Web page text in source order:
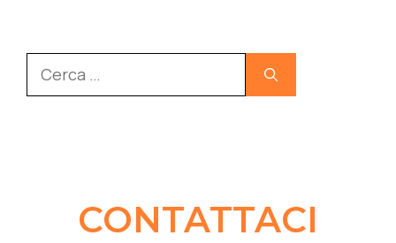
Ricerca
per:
CONTATTACI